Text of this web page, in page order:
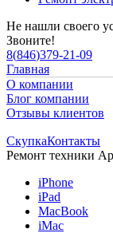
Не нашли своего
Звоните!
8(846)379-21-09
Главная
О компании
Блог компании
Отзывы клиентов
СкупкаКонтакты
Ремонт техники
iPhone
iPad
MacBook
iMac